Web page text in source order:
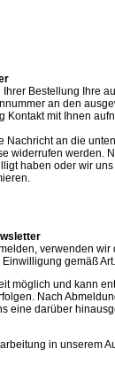
Bestellung Ihre
an den
mit Ihnen
an die
widerrufen werden.
haben oder wir
verwenden
gemäß
möglich und kann
Nach
eine darüber
in unserem